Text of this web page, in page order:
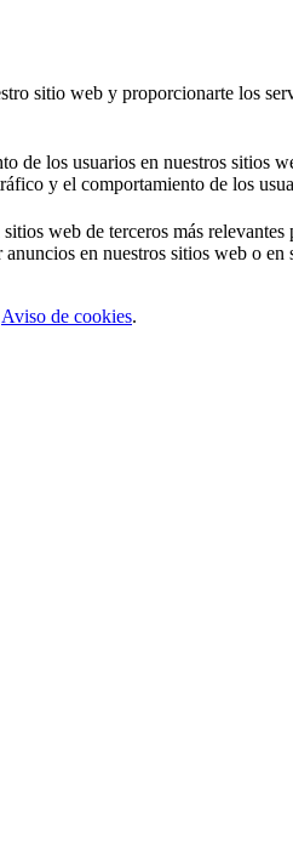
sitio web y proporcionarte los
de los usuarios en nuestros sitios
y el comportamiento de los
web de terceros más
en nuestros sitios web o
Aviso de cookies.